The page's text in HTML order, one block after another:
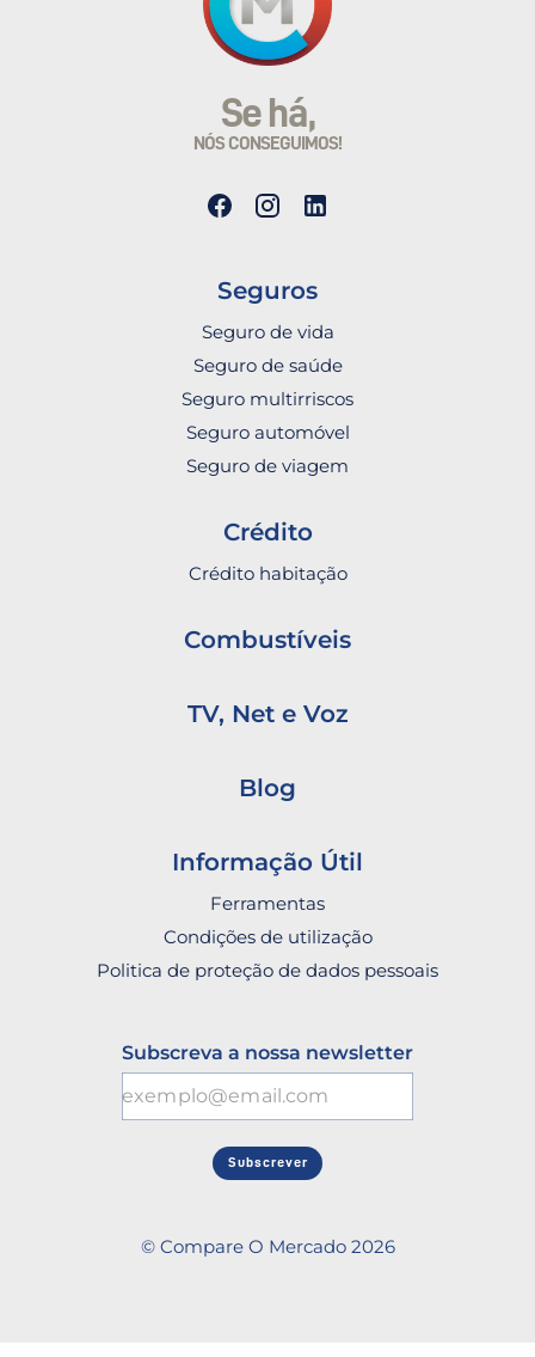
Se há,
NÓS CONSEGUIMOS!
Seguros
Seguro de vida
Seguro de saúde
Seguro multirriscos
Seguro automóvel
Seguro de viagem
Crédito
Crédito habitação
Combustíveis
TV, Net e Voz
Blog
Informação Útil
Ferramentas
Condições de utilização
Politica de proteção de dados pessoais
Subscreva a nossa newsletter
Subscrever
© Compare O Mercado 2026